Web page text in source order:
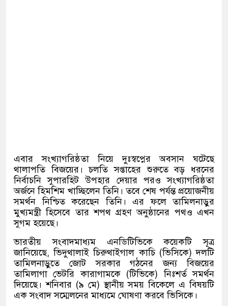
এবার সংখ্যাগরিষ্ঠতা নিয়ে দুঃস্বপ্নের অবসান ঘটেছে
থালাপতি বিজয়ের। চলতি সপ্তাহের শুরুতে বড় ধরনের
নির্বাচনি সুপারহিট উপহার দেয়ার পরও সংখ্যাগরিষ্ঠতা
অর্জনে হিমশিম খাচ্ছিলেন তিনি। তবে শেষ পর্যন্ত প্রয়োজনীয়
সমর্থন নিশ্চিত করেছেন তিনি। এর ফলে তামিলনাড়ুর
মুখ্যমন্ত্রী হিসেবে তার শপথ গ্রহণ অনুষ্ঠানের পথও এখন
সুগম হয়েছে।
ভারতীয় সংবাদমাধ্যম এনডিটিভিকে কয়েকটি সূত্র
জানিয়েছে,ভিদুথালাই চিরুথাইগাল কাচি(ভিসিকে)দলটি
তামিলনাড়ুতে জোট সরকার গঠনের জন্য বিজয়ের
তামিলাগা ভেটরি কারাগামকে(টিভিকে)নিঃশর্ত সমর্থন
দিয়েছে। শনিবার(৯ মে)স্থানীয় সময় বিকেলে এ বিষয়টি
এক সংবাদ সম্মেলনের মাধ্যমে ঘোষণা করবে ভিসিকে।